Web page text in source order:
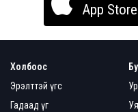
App Store
Холбоос
Эрэлттэй үгс
Гадаад үг